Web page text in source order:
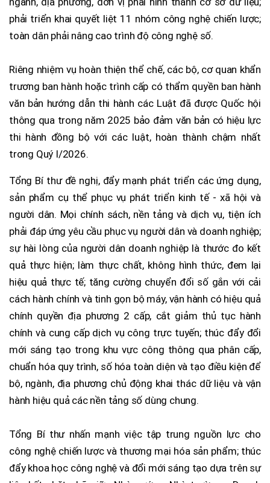
phải triển khai quyết liệt 11 nhóm công nghệ chiến lược;
toàn dân phải nâng cao trình độ công nghệ số.
Riêng nhiệm vụ hoàn thiện thể chế, các bộ, cơ quan khẩn
trương ban hành hoặc trình cấp có thẩm quyền ban hành
văn bản hướng dẫn thi hành các Luật đã được Quốc hội
thông qua trong năm 2025 bảo đảm văn bản có hiệu lực
thi hành đồng bộ với các luật, hoàn thành chậm nhất
trong Quý I/2026.
Tổng Bí thư đề nghị, đẩy mạnh phát triển các ứng dụng,
sản phẩm cụ thể phục vụ phát triển kinh tế - xã hội và
người dân. Mọi chính sách, nền tảng và dịch vụ, tiện ích
phải đáp ứng yêu cầu phục vụ người dân và doanh nghiệp;
sự hài lòng của người dân doanh nghiệp là thước đo kết
quả thực hiện; làm thực chất, không hình thức, đem lại
hiệu quả thực tế; tăng cường chuyển đổi số gắn với cải
cách hành chính và tinh gọn bộ máy, vận hành có hiệu quả
chính quyền địa phương 2 cấp, cắt giảm thủ tục hành
chính và cung cấp dịch vụ công trực tuyến; thúc đẩy đổi
mới sáng tạo trong khu vực công thông qua phân cấp,
chuẩn hóa quy trình, số hóa toàn diện và tạo điều kiện để
bộ, ngành, địa phương chủ động khai thác dữ liệu và vận
hành hiệu quả các nền tảng số dùng chung.
Tổng Bí thư nhấn mạnh việc tập trung nguồn lực cho
công nghệ chiến lược và thương mại hóa sản phẩm; thúc
đẩy khoa học công nghệ và đổi mới sáng tạo dựa trên sự